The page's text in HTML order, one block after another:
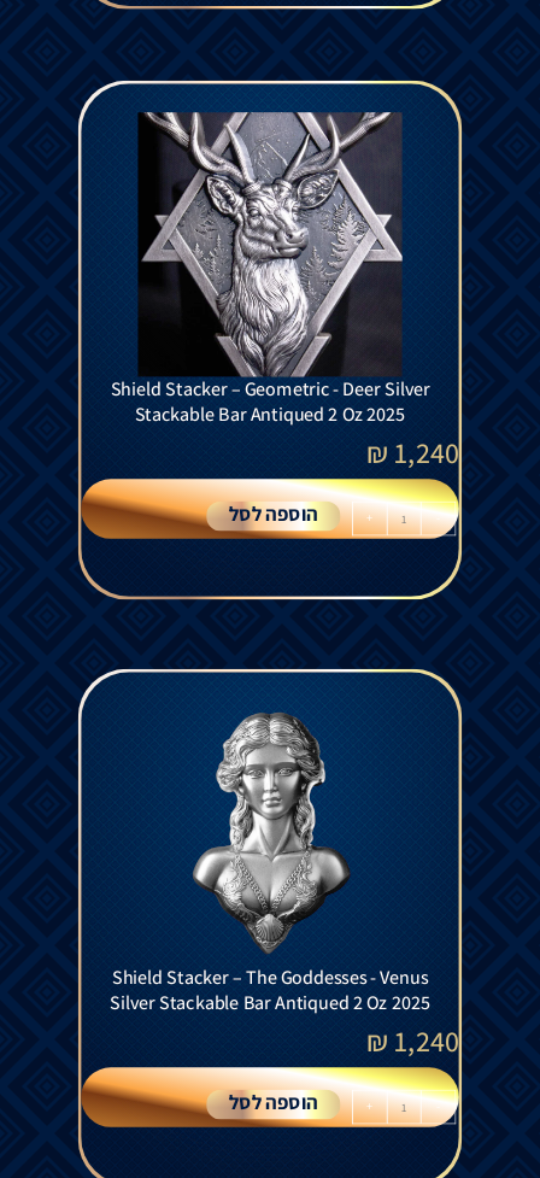
Shield Stacker – Geometric - Deer Silver
Stackable Bar Antiqued 2 Oz 2025
1,240
₪
-
+ הוספה לסל
Shield Stacker – The Goddesses - Venus
Silver Stackable Bar Antiqued 2 Oz 2025
1,240
₪
-
+ הוספה לסל